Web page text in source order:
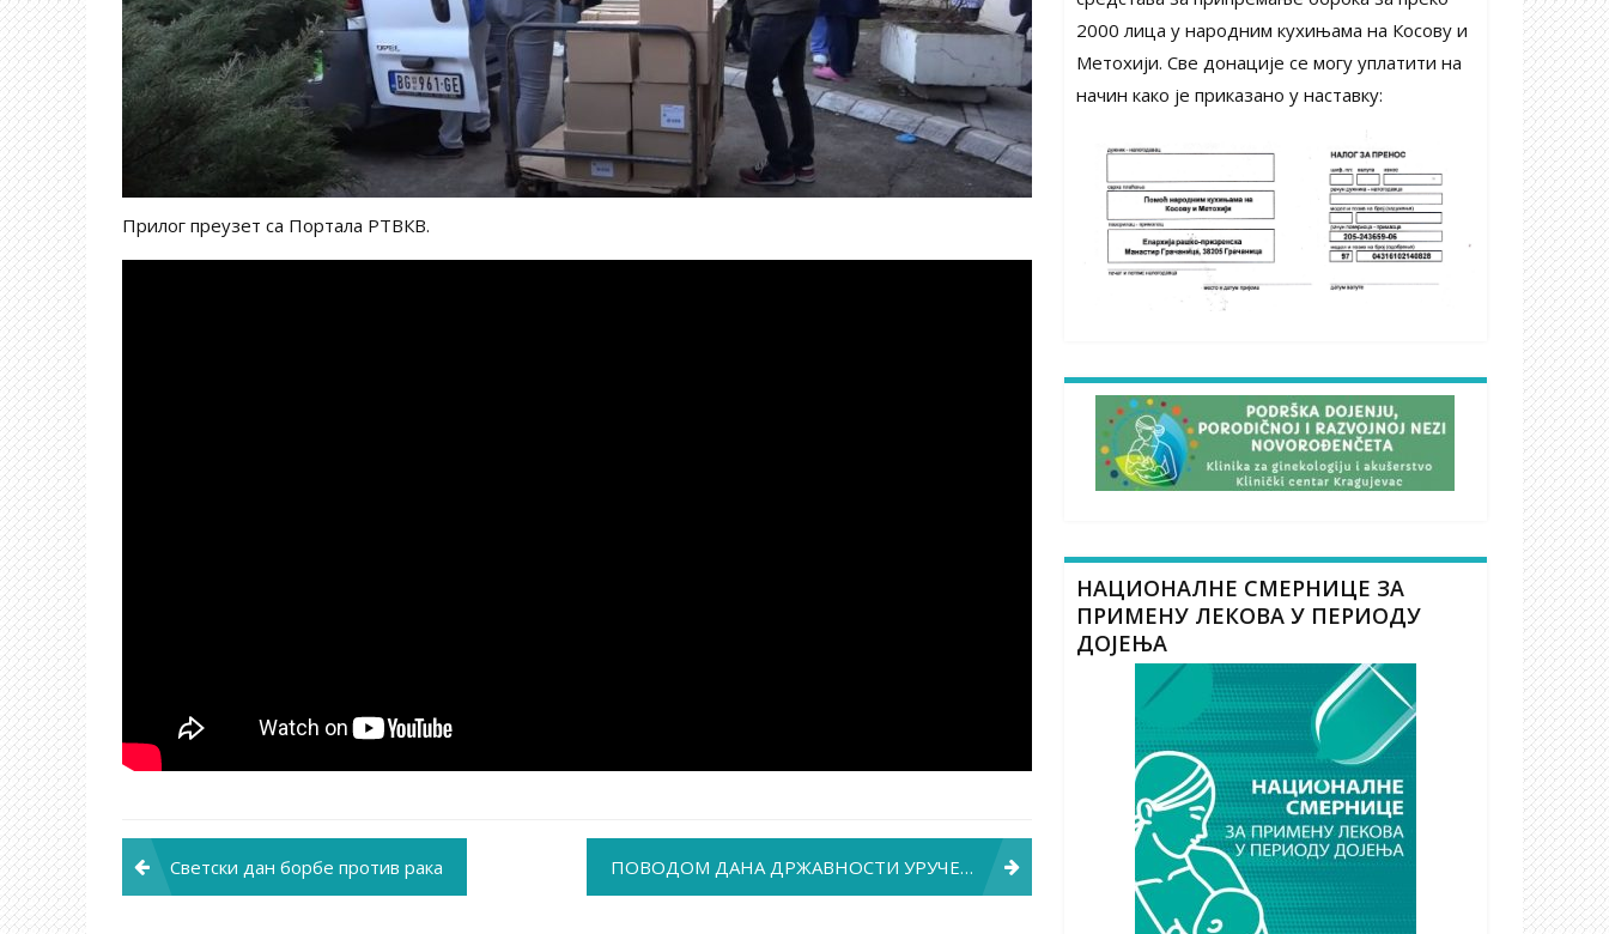
Прилог преузет са Портала РТВКВ.
Post
navigation
Светски дан борбе против рака ПОВОДОМ ДАНА ДРЖАВНОСТИ УРУЧЕНА ПРИЗНАЊА НАШИМ ЛЕКАРИМА
2000 лица у народним кухињама на Косову и
Метохији. Све донације се могу уплатити на
начин како је приказано у наставку:
НАЦИОНАЛНЕ СМЕРНИЦЕ ЗА
ПРИМЕНУ ЛЕКОВА У ПЕРИОДУ
ДОЈЕЊА